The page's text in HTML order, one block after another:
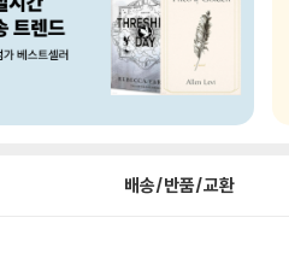
배송/반품/교환